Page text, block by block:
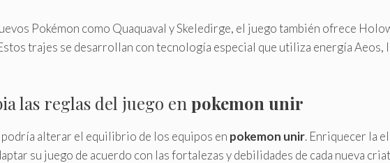
Pokémon como Quaquaval y Skeledirge, el juego también ofrece
trajes se desarrollan con tecnología especial que utiliza energía Aeos,
las reglas del juego en pokemon unir
alterar el equilibrio de los equipos en pokemon unir. Enriquecer la
su juego de acuerdo con las fortalezas y debilidades de cada nueva